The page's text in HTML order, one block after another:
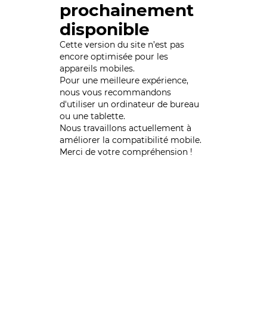
prochainement
disponible
Cette version du site n’est pas
encore optimisée pour les
appareils mobiles.
Pour une meilleure expérience,
nous vous recommandons
d'utiliser un ordinateur de bureau
ou une tablette.
Nous travaillons actuellement à
améliorer la compatibilité mobile.
Merci de votre compréhension !